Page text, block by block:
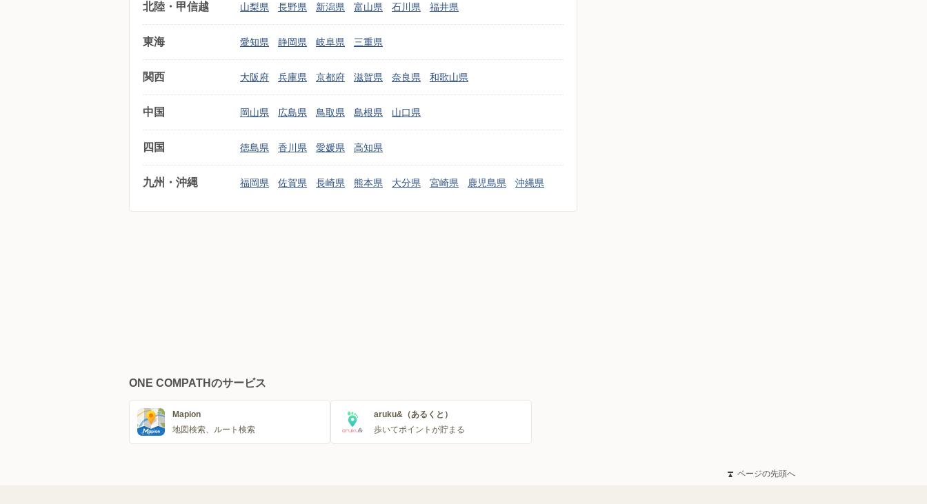
北陸・甲信越 山梨県 長野県 新潟県 富山県 石川県 福井県
東海 愛知県 静岡県 岐阜県 三重県
関西 大阪府 兵庫県 京都府 滋賀県 奈良県 和歌山県
中国 岡山県 広島県 鳥取県 島根県 山口県
四国 徳島県 香川県 愛媛県 高知県
九州・沖縄 福岡県 佐賀県 長崎県 熊本県 大分県 宮崎県 鹿児島県 沖縄県
ONE COMPATHのサービス
Mapion
地図検索、ルート検索
aruku&（あるくと）
歩いてポイントが貯まる
ページの先頭へ